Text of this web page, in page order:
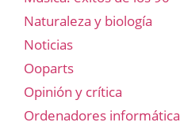
Naturaleza y biología
Noticias
Ooparts
Opinión y crítica
Ordenadores informática